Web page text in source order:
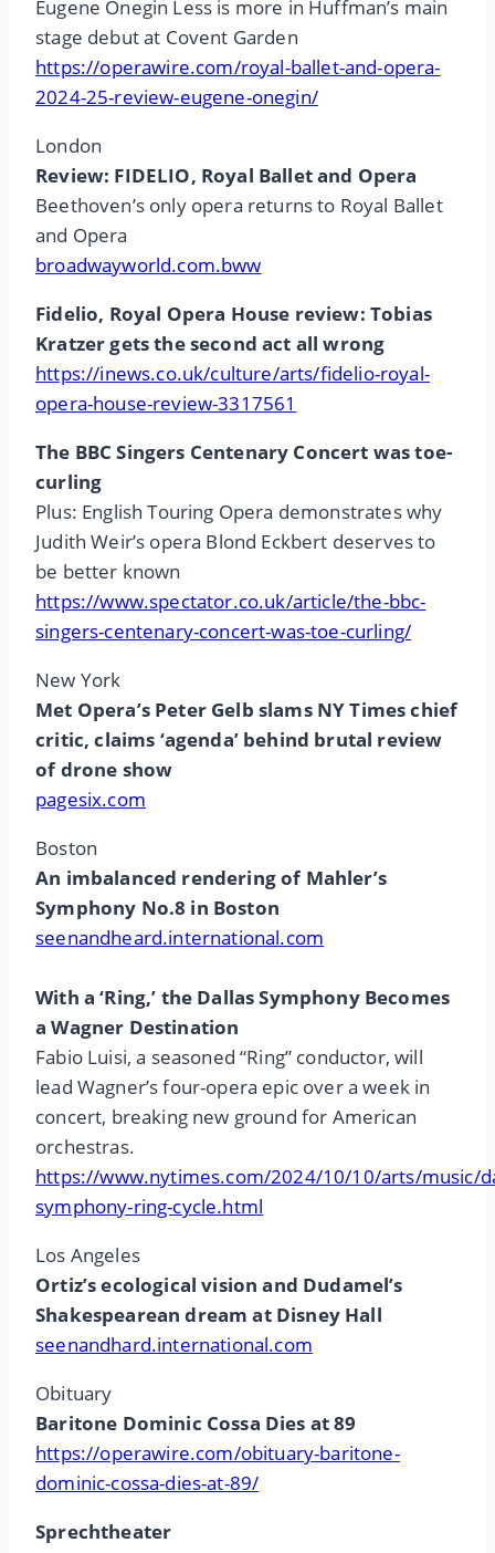
Eugene Onegin Less is more in Huffman’s main
stage debut at Covent Garden
https://operawire.com/royal-ballet-and-opera-
2024-25-review-eugene-onegin/
London
Review: FIDELIO, Royal Ballet and Opera
Beethoven’s only opera returns to Royal Ballet
and Opera
broadwayworld.com.bww
Fidelio, Royal Opera House review: Tobias
Kratzer gets the second act all wrong
https://inews.co.uk/culture/arts/fidelio-royal-
opera-house-review-3317561
The BBC Singers Centenary Concert was toe-
curling
Plus: English Touring Opera demonstrates why
Judith Weir’s opera Blond Eckbert deserves to
be better known
https://www.spectator.co.uk/article/the-bbc-
singers-centenary-concert-was-toe-curling/
New York
Met Opera’s Peter Gelb slams NY Times chief
critic, claims ‘agenda’ behind brutal review
of drone show
pagesix.com
Boston
An imbalanced rendering of Mahler’s
Symphony No.8 in Boston
seenandheard.international.com
With a ‘Ring,’ the Dallas Symphony Becomes
a Wagner Destination
Fabio Luisi, a seasoned “Ring” conductor, will
lead Wagner’s four-opera epic over a week in
concert, breaking new ground for American
orchestras.
https://www.nytimes.com/2024/10/10/arts/music/
symphony-ring-cycle.html
Los Angeles
Ortiz’s ecological vision and Dudamel’s
Shakespearean dream at Disney Hall
seenandhard.international.com
Obituary
Baritone Dominic Cossa Dies at 89
https://operawire.com/obituary-baritone-
dominic-cossa-dies-at-89/
Sprechtheater